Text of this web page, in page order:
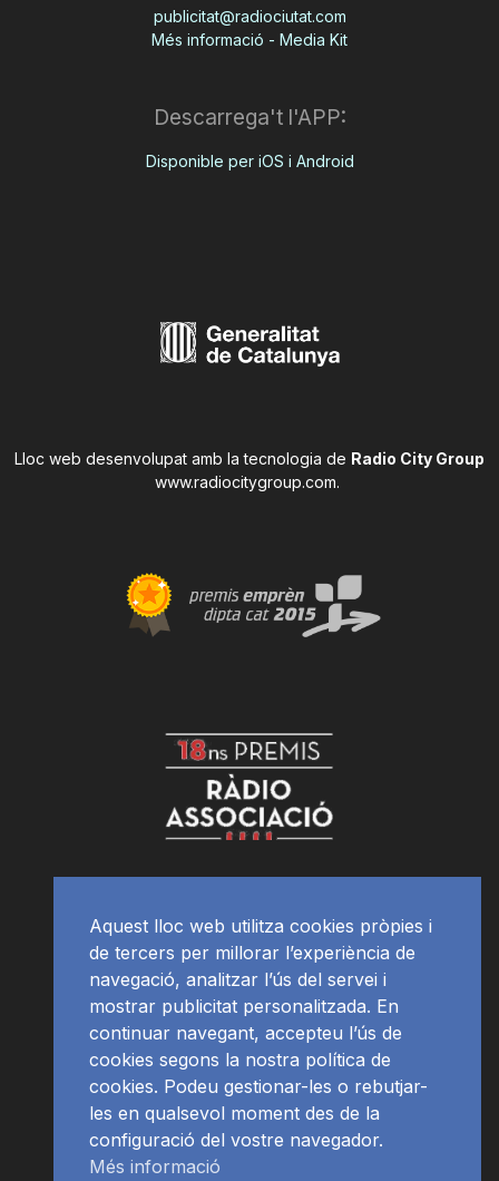
publicitat@radiociutat.com
Més informació - Media Kit
Descarrega't l'APP:
Disponible per iOS i Android
Lloc web desenvolupat amb la tecnologia de Radio City Group
www.radiocitygroup.com.
Aquest lloc web utilitza cookies pròpies i
de tercers per millorar l’experiència de
navegació, analitzar l’ús del servei i
mostrar publicitat personalitzada. En
continuar navegant, accepteu l’ús de
cookies segons la nostra política de
cookies. Podeu gestionar-les o rebutjar-
les en qualsevol moment des de la
configuració del vostre navegador.
Més informació